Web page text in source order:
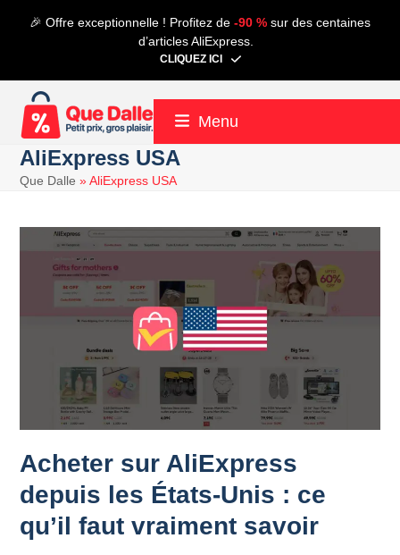
🎉 Offre exceptionnelle ! Profitez de -90 % sur des centaines
d’articles AliExpress.
CLIQUEZ ICI
Menu
AliExpress USA
Que Dalle »AliExpress USA
Acheter sur AliExpress
depuis les États-Unis : ce
qu’il faut vraiment savoir